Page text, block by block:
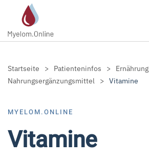
Zum Hauptinhalt springen
Startseite Patienteninfos
Ernährung
Nahrungsergänzungsmittel
Vitamine
MYELOM.ONLINE
Vitamine